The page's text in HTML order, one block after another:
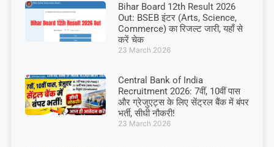
Bihar Board 12th Result 2026
Out: BSEB इंटर (Arts, Science,
Commerce) का रिजल्ट जारी, यहाँ से
करें चेक
23 March 2026
Central Bank of India
Recruitment 2026: 7वीं, 10वीं पास
और ग्रेजुएट्स के लिए सेंट्रल बैंक में बंपर
भर्ती, सीधी नौकरी!
23 March 2026